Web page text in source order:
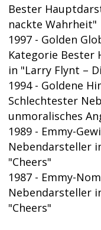
Bester
nackte Wahrheit"
1997 - Golden
Kategorie Bester
in "Larry Flynt –
1994 - Goldene
Schlechtester
unmoralisches
1989 - Emmy-
Nebendarsteller
"Cheers"
1987 - Emmy-
Nebendarsteller
"Cheers"